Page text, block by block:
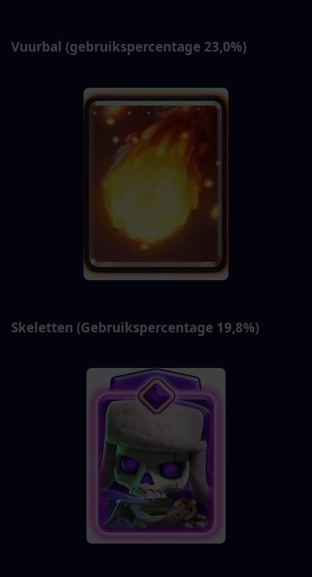
Vuurbal (gebruikspercentage 23,0%)
Skeletten (Gebruikspercentage 19,8%)